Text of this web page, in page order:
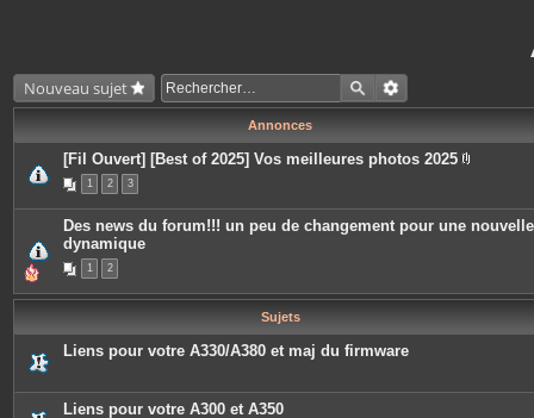
Nouveau sujet
Annonces
[Fil Ouvert] [Best of 2025] Vos meilleures photos 2025
c
e
n
1 2 3
Des news du forum!!! un peu de changement pour une nouvelle
dynamique
1 2
Sujets
Liens pour votre A330/A380 et maj du firmware
Liens pour votre A300 et A350